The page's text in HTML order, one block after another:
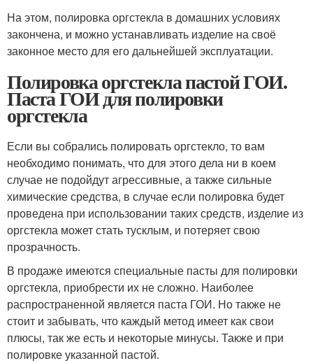
На этом, полировка оргстекла в домашних условиях
закончена, и можно устанавливать изделие на своё
законное место для его дальнейшей эксплуатации.
Полировка оргстекла пастой ГОИ.
Паста ГОИ для полировки
оргстекла
Если вы собрались полировать оргстекло, то вам
необходимо понимать, что для этого дела ни в коем
случае не подойдут агрессивные, а также сильные
химические средства, в случае если полировка будет
проведена при использовании таких средств, изделие из
оргстекла может стать тусклым, и потеряет свою
прозрачность.
В продаже имеются специальные пасты для полировки
оргстекла, приобрести их не сложно. Наиболее
распространенной является паста ГОИ. Но также не
стоит и забывать, что каждый метод имеет как свои
плюсы, так же есть и некоторые минусы. Также и при
полировке указанной пастой.